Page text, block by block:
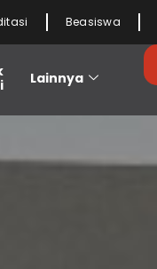
Beasiswa
Lainnya